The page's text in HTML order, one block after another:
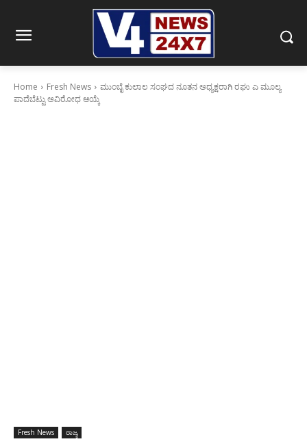
Home Fresh News
ಮುಂಬೈ ಕುಲಾಲ ಸಂಘದ ನೂತನ ಅಧ್ಯಕ್ಷರಾಗಿ ರಘು ಎ ಮೂಲ್ಯ
ಪಾದೆಬೆಟ್ಟು ಅವಿರೋಧ ಆಯ್ಕೆ
Fresh News ರಾಜ್ಯ